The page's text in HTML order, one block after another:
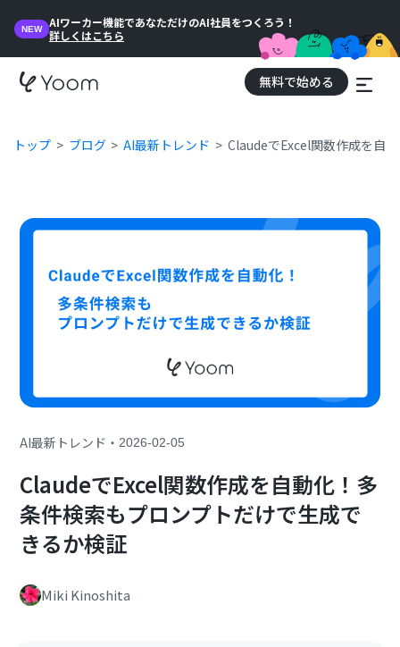
NEW
AIワーカー機能であなただけのAI社員をつくろう！
詳しくはこちら
無料で始める
トップ ブログ AI最新トレンド ClaudeでExcel関数作成を自
AI最新トレンド ・2026-02-05
ClaudeでExcel関数作成を自動化！多
条件検索もプロンプトだけで生成で
きるか検証
Miki Kinoshita